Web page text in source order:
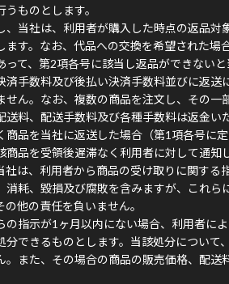
ものとします。
、当社は、利用者が購入した時点の返品
す。なお、代品への交換を希望された場
って、第2項各号に該当し返品ができない
済手数料及び後払い決済手数料並びに返
ん。なお、複数の商品を注文し、その
料、配送手数料及び各種手数料は返金い
商品を当社に返送した場合（第1項各号に
商品を受領後遅滞なく利用者に対して通
は、利用者から商品の受け取りに関す
消耗、毀損及び腐敗を含みますが、これ
他の責任を負いません。
の指示が1ヶ月以内にない場合、利用者に
できるものとします。当該処分につい
また、その場合の商品の販売価格、配送